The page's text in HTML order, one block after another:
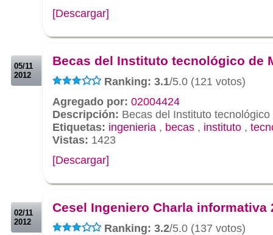
[Descargar]
05/11
2012
Becas del Instituto tecnológico de
Ranking: 3.1/5.0 (121 votos)
Agregado por: 02004424
Descripción: Becas del Instituto
Etiquetas: ingenieria , becas , instituto ,
Vistas: 1423
[Descargar]
02/11
2012
Cesel Ingeniero Charla informativa
Ranking: 3.2/5.0 (137 votos)